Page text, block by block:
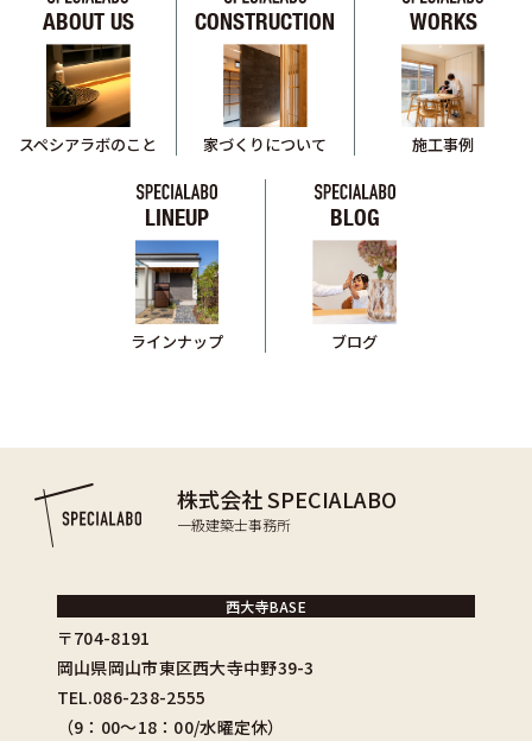
ABOUT US
スペシアラボのこと
CONSTRUCTION
家づくりについて
WORKS
施工事例
LINEUP
ラインナップ
BLOG
ブログ
株式会社 SPECIALABO
一級建築士事務所
西大寺BASE
〒704-8191
岡山県岡山市東区西大寺中野39-3
TEL.086-238-2555
（9：00〜18：00/水曜定休）